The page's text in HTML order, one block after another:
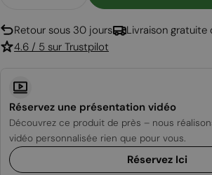
Retour sous 30 jours
Livraison gratuite
4.6 / 5 sur Trustpilot
Réservez une présentation vidéo
Découvrez ce produit de près – nous
vidéo personnalisée rien que pour vous.
Réservez Ici